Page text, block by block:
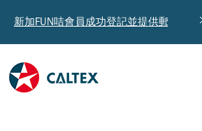
新加FUN咭會員成功登記並提供郵寄地